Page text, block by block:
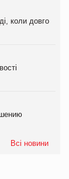
коли довго
Всі новини